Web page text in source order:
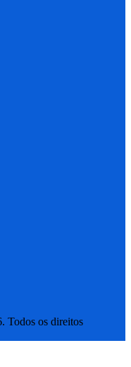
Todos os direitos